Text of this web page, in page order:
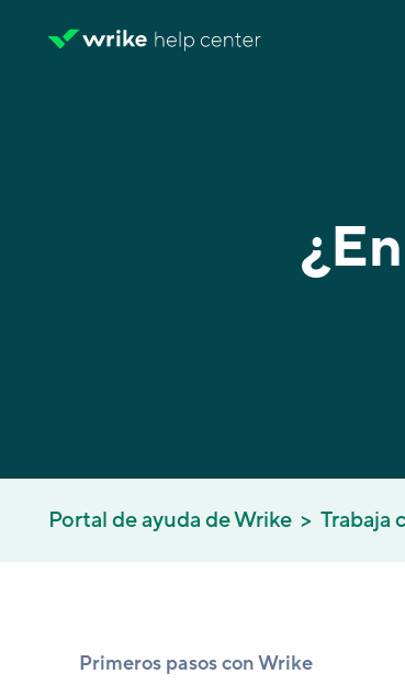
Portal de ayuda de Wrike Trabaja
Primeros pasos con Wrike